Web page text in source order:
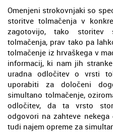
Omenjeni strokovnjaki so
storitve tolmačenja v
zagotovijo, tako storitev
tolmačenja, prav tako pa
tolmačenje iz hrvaškega v
informacij, ki nam jih
uradna odločitev o vrsti
uporabiti za določeni
simultano tolmačenje,
odločitev, da ta vrsto
odgovori na zahteve
tudi najem opreme za